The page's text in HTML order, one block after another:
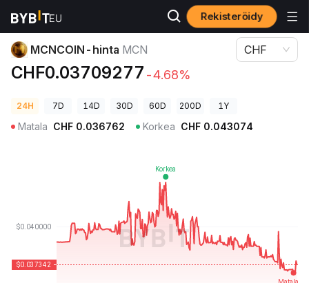
Rekisteröidy
Kryptohinnat
MCNCOIN-hinta MCN
CHF0.03709277 -4.68%
CHF
24H 7D 14D 30D 60D 200D 1Y
Matala CHF 0.036762 Korkea CHF 0.043074